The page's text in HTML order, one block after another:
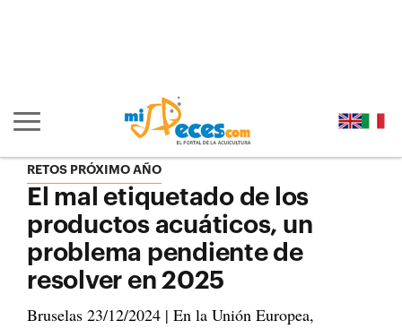
Mostrar/ocultar navegación principal
RETOS PRÓXIMO AÑO
El mal etiquetado de los
productos acuáticos, un
problema pendiente de
resolver en 2025
Bruselas 23/12/2024 | En la Unión Europea,